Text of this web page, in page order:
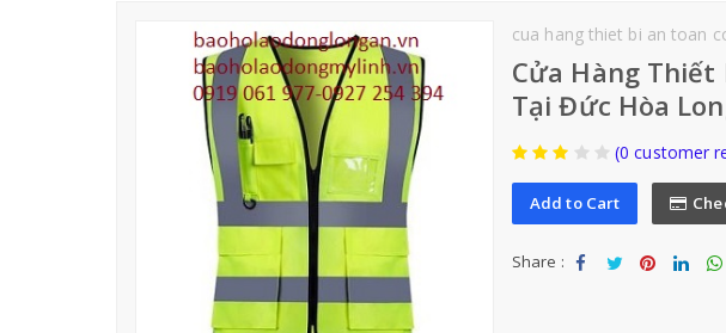
cua hang thiet bi an toan
Cửa Hàng Thiết
Tại Đức Hòa
(0 customer
Add to Cart
Share :